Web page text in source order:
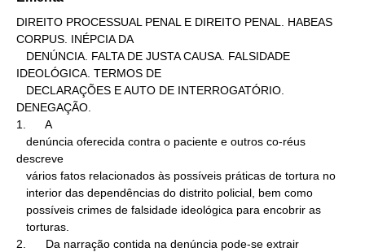
DIREITO PROCESSUAL PENAL E DIREITO PENAL. HABEAS
CORPUS. INÉPCIA DA
IDEOLÓGICA. TERMOS DE
DENEGAÇÃO.
1.      A
descreve
2.      Da narração contida na denúncia pode-se extrair